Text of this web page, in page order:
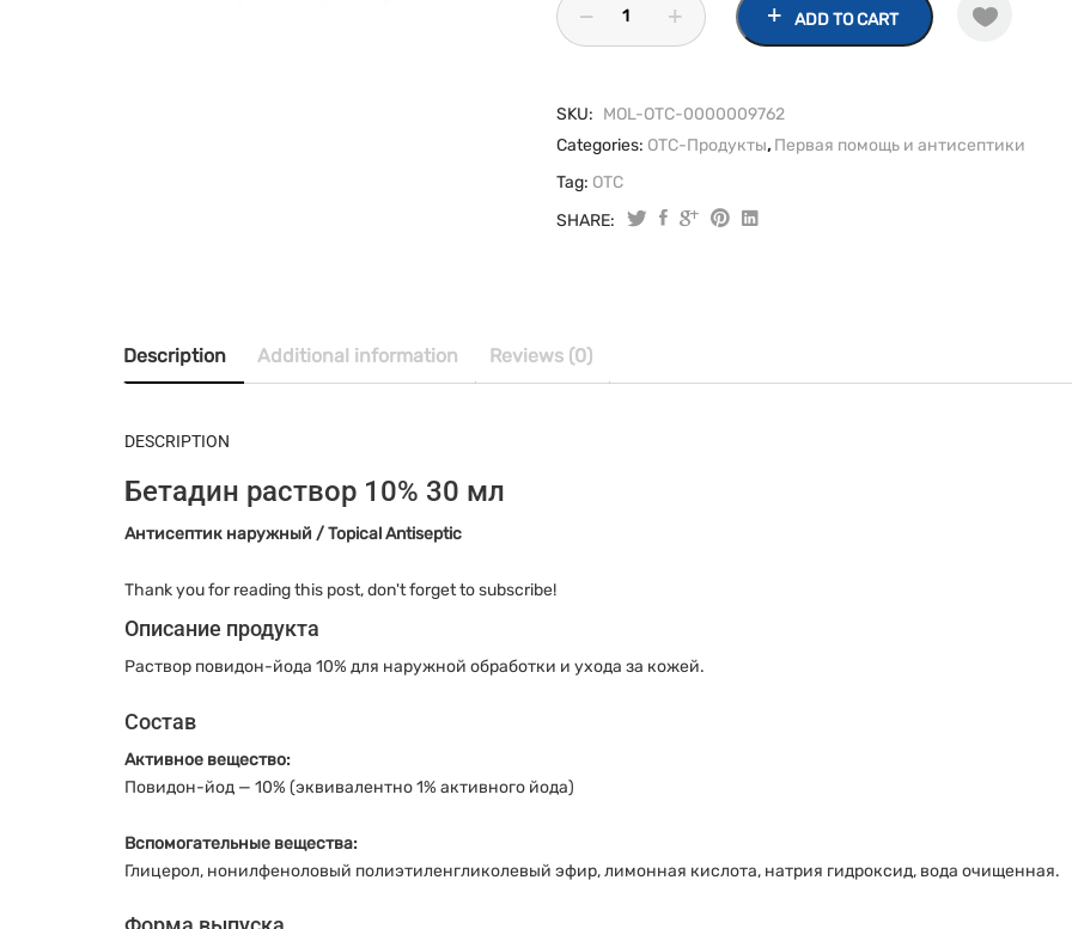
мест.
ADD TO CART
SKU: MOL-OTC-0000009762
Categories: OTC-Продукты, Первая помощь и антисептики
Tag: OTC
SHARE:
Description Additional information Reviews (0)
DESCRIPTION
Бетадин раствор 10% 30 мл
Антисептик наружный / Topical Antiseptic
Thank you for reading this post, don't forget to subscribe!
Описание продукта
Раствор повидон-йода 10% для наружной обработки и ухода за кожей.
Состав
Активное вещество:
Повидон-йод — 10% (эквивалентно 1% активного йода)
Вспомогательные вещества:
Глицерол, нонилфеноловый полиэтиленгликолевый эфир, лимонная кислота, натрия гидроксид, вода очищенная.